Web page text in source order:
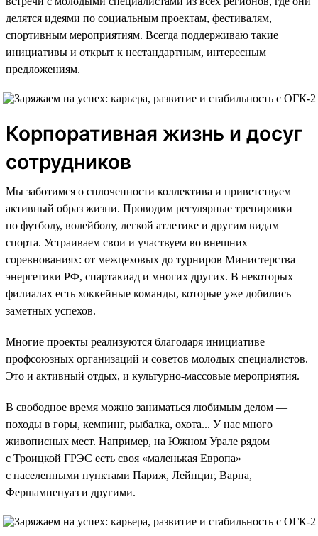
делятся идеями по социальным проектам, фестивалям,
спортивным мероприятиям. Всегда поддерживаю такие
инициативы и открыт к нестандартным, интересным
предложениям.
Корпоративная жизнь и досуг
сотрудников
Мы заботимся о сплоченности коллектива и приветствуем
активный образ жизни. Проводим регулярные тренировки
по футболу, волейболу, легкой атлетике и другим видам
спорта. Устраиваем свои и участвуем во внешних
соревнованиях: от межцеховых до турниров Министерства
энергетики РФ, спартакиад и многих других. В некоторых
филиалах есть хоккейные команды, которые уже добились
заметных успехов.
Многие проекты реализуются благодаря инициативе
профсоюзных организаций и советов молодых специалистов.
Это и активный отдых, и культурно-массовые мероприятия.
В свободное время можно заниматься любимым делом —
походы в горы, кемпинг, рыбалка, охота... У нас много
живописных мест. Например, на Южном Урале рядом
с Троицкой ГРЭС есть своя «маленькая Европа»
с населенными пунктами Париж, Лейпциг, Варна,
Фершампенуаз и другими.